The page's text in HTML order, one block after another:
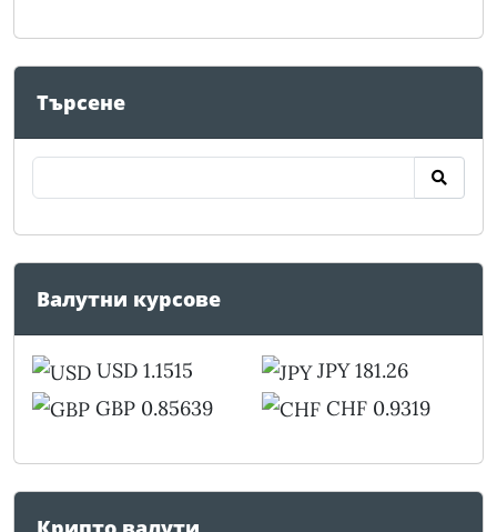
Търсене
Валутни курсове
USD 1.1515
GBP 0.85639
JPY 181.26
CHF 0.9319